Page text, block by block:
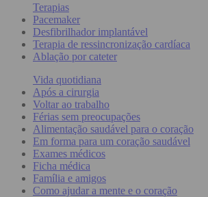
Terapias
Pacemaker
Desfibrilhador implantável
Terapia de ressincronização cardíaca
Ablação por cateter
Vida quotidiana
Após a cirurgia
Voltar ao trabalho
Férias sem preocupações
Alimentação saudável para o coração
Em forma para um coração saudável
Exames médicos
Ficha médica
Família e amigos
Como ajudar a mente e o coração